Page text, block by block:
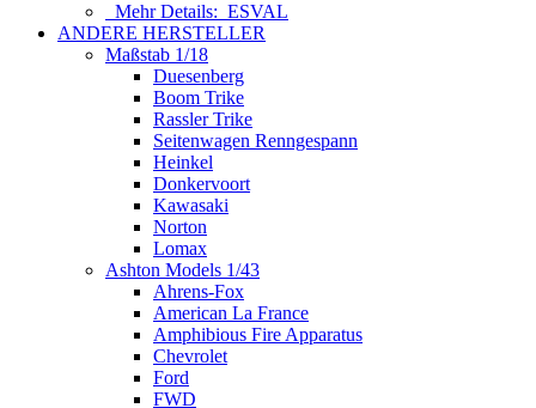
Mehr Details: ESVAL
ANDERE HERSTELLER
Maßstab 1/18
Duesenberg
Boom Trike
Rassler Trike
Seitenwagen Renngespann
Heinkel
Donkervoort
Kawasaki
Norton
Lomax
Ashton Models 1/43
Ahrens-Fox
American La France
Amphibious Fire Apparatus
Chevrolet
Ford
FWD